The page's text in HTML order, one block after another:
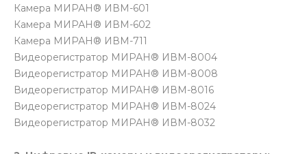
Камера МИРАН® ИВМ-601
Камера МИРАН® ИВМ-602
Камера МИРАН® ИВМ-711
Видеорегистратор МИРАН® ИВМ-8004
Видеорегистратор МИРАН® ИВМ-8008
Видеорегистратор МИРАН® ИВМ-8016
Видеорегистратор МИРАН® ИВМ-8024
Видеорегистратор МИРАН® ИВМ-8032